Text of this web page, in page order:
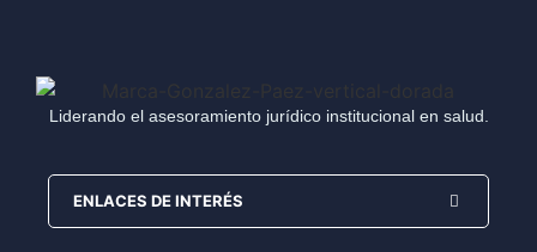
Liderando el asesoramiento jurídico institucional en salud.
ENLACES DE INTERÉS